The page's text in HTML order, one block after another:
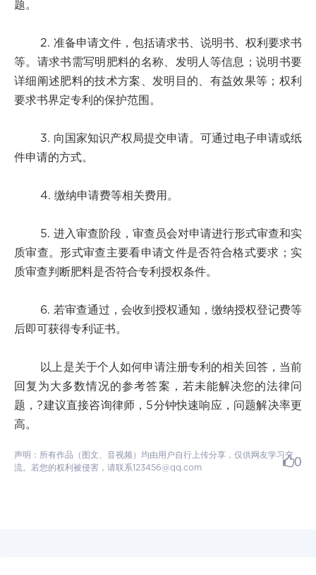
题。
2. 准备申请文件，包括请求书、说明书、权利要求书
等。请求书需写明肥料的名称、发明人等信息；说明书要
详细阐述肥料的技术方案、发明目的、有益效果等；权利
要求书界定专利的保护范围。
3. 向国家知识产权局提交申请。可通过电子申请或纸
件申请的方式。
4. 缴纳申请费等相关费用。
5. 进入审查阶段，审查员会对申请进行形式审查和实
质审查。形式审查主要看申请文件是否符合格式要求；实
质审查判断肥料是否符合专利授权条件。
6. 若审查通过，会收到授权通知，缴纳授权登记费等
后即可获得专利证书。
以上是关于个人如何申请注册专利的相关回答，当前
回复为大多数情况的参考答案，若未能解决您的法律问
题，?建议直接咨询律师，5分钟快速响应，问题解决率更
高。
声明：所有作品（图文、音视频）均由用户自行上传分享，仅供网友学习交
流。若您的权利被侵害，请联系123456@qq.com
0